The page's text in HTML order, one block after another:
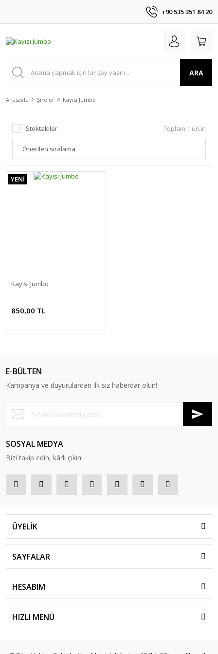
+90 535 351 84 20
ARA
Anasayfa Şireler Kayısı Jumbo
Stoktakiler Toplam 1 ürün
YENİ
Kayısı Jumbo
850,00 TL
E-BÜLTEN
Kampanya ve duyurulardan ilk siz haberdar olun!
SOSYAL MEDYA
Bizi takip edin, kârlı çıkın!
ÜYELİK
SAYFALAR
HESABIM
HIZLI MENÜ